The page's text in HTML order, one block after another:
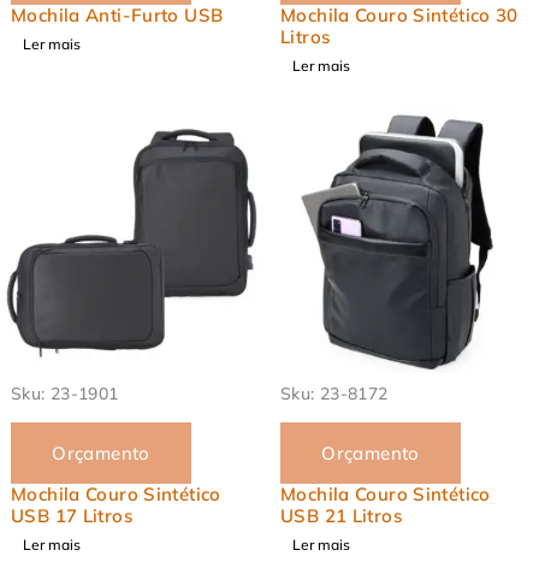
Mochila Anti-Furto USB
Ler mais
Mochila Couro Sintético 30
Litros
Ler mais
Sku: 23-1901
Orçamento
Mochila Couro Sintético
USB 17 Litros
Ler mais
Sku: 23-8172
Orçamento
Mochila Couro Sintético
USB 21 Litros
Ler mais